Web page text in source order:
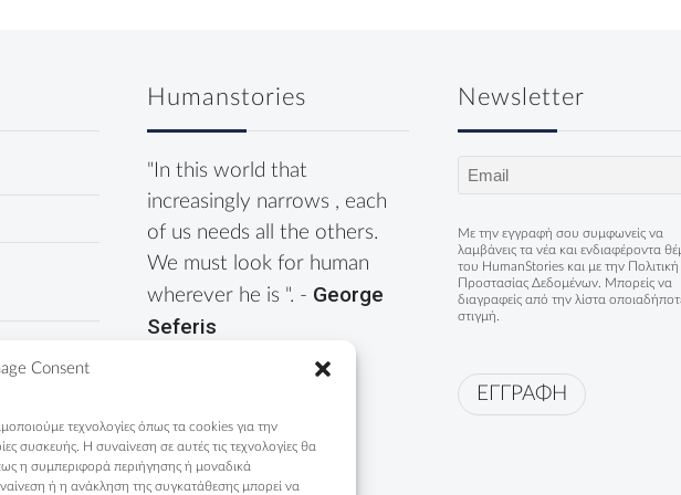
Consent
τεχνολογίες όπως τα cookies για την
Η συναίνεση σε αυτές τις τεχνολογίες θα
η συμπεριφορά περιήγησης ή μοναδικά
ή η ανάκληση της συγκατάθεσης μπορεί να
Humanstories
"In this world that
increasingly narrows , each
of us needs all the others.
We must look for human
wherever he is ". - George
Seferis
Newsletter
Email(Required)
Με την εγγραφή σου συμφωνείς να
λαμβάνεις τα νέα και ενδιαφέροντα
του HumanStories και με την
Πολιτική
Προστασίας Δεδομένων. Μπορείς να
διαγραφείς από την λίστα
στιγμή.
ΕΓΓΡΑΦΗ